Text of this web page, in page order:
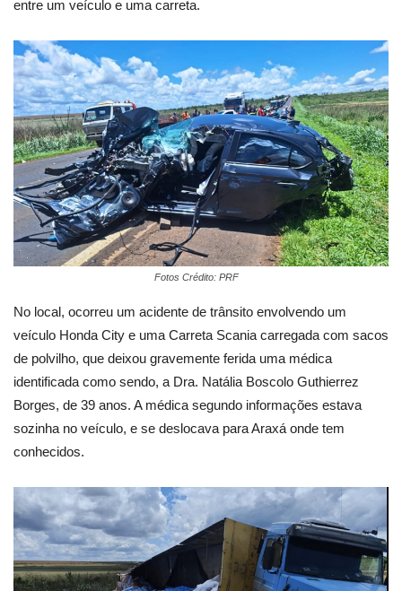
entre um veículo e uma carreta.
Fotos Crédito: PRF
No local, ocorreu um acidente de trânsito envolvendo um
veículo Honda City e uma Carreta Scania carregada com sacos
de polvilho, que deixou gravemente ferida uma médica
identificada como sendo, a Dra. Natália Boscolo Guthierrez
Borges, de 39 anos. A médica segundo informações estava
sozinha no veículo, e se deslocava para Araxá onde tem
conhecidos.